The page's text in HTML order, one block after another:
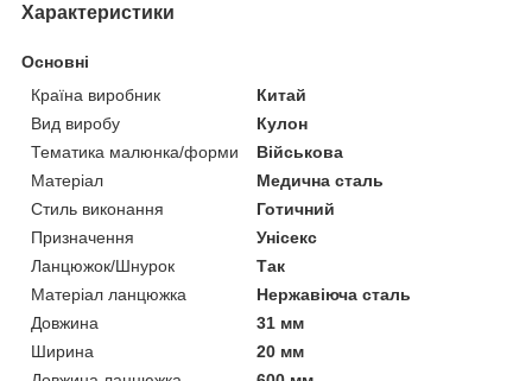
Характеристики
Основні
Країна виробник
Китай
Вид виробу
Кулон
Тематика малюнка/форми
Військова
Матеріал
Медична сталь
Стиль виконання
Готичний
Призначення
Унісекс
Ланцюжок/Шнурок
Так
Матеріал ланцюжка
Нержавіюча сталь
Довжина
31 мм
Ширина
20 мм